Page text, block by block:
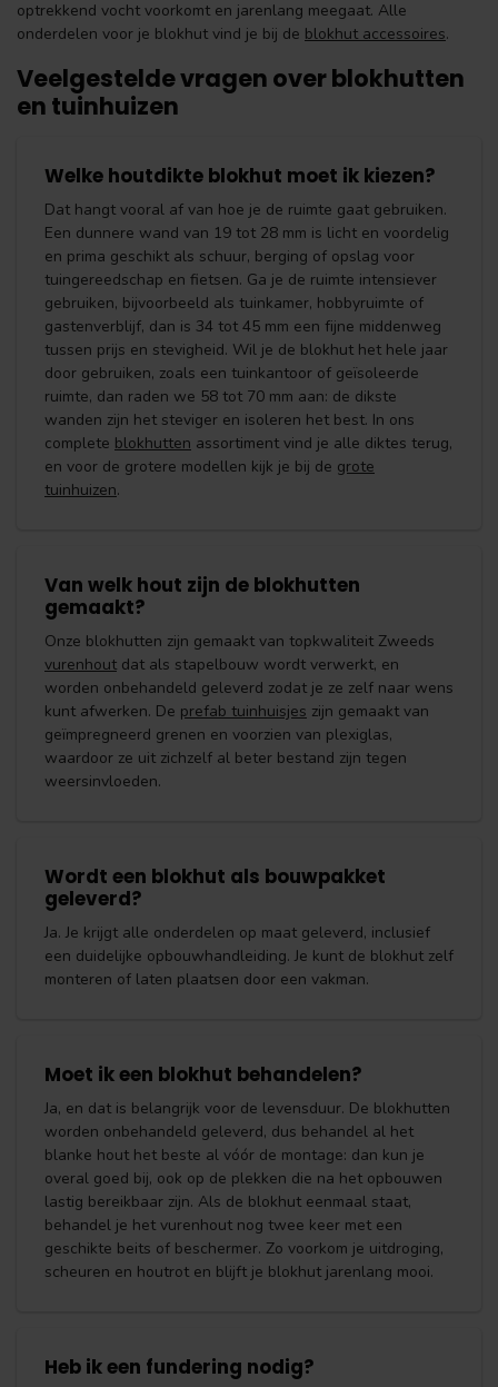
optrekkend vocht voorkomt en jarenlang meegaat. Alle
onderdelen voor je blokhut vind je bij de blokhut accessoires.
Veelgestelde vragen over blokhutten
en tuinhuizen
Welke houtdikte blokhut moet ik kiezen?
Dat hangt vooral af van hoe je de ruimte gaat gebruiken.
Een dunnere wand van 19 tot 28 mm is licht en voordelig
en prima geschikt als schuur, berging of opslag voor
tuingereedschap en fietsen. Ga je de ruimte intensiever
gebruiken, bijvoorbeeld als tuinkamer, hobbyruimte of
gastenverblijf, dan is 34 tot 45 mm een fijne middenweg
tussen prijs en stevigheid. Wil je de blokhut het hele jaar
door gebruiken, zoals een tuinkantoor of geïsoleerde
ruimte, dan raden we 58 tot 70 mm aan: de dikste
wanden zijn het steviger en isoleren het best. In ons
complete blokhutten assortiment vind je alle diktes terug,
en voor de grotere modellen kijk je bij de grote
tuinhuizen.
Van welk hout zijn de blokhutten
gemaakt?
Onze blokhutten zijn gemaakt van topkwaliteit Zweeds
vurenhout dat als stapelbouw wordt verwerkt, en
worden onbehandeld geleverd zodat je ze zelf naar wens
kunt afwerken. De prefab tuinhuisjes zijn gemaakt van
geïmpregneerd grenen en voorzien van plexiglas,
waardoor ze uit zichzelf al beter bestand zijn tegen
weersinvloeden.
Wordt een blokhut als bouwpakket
geleverd?
Ja. Je krijgt alle onderdelen op maat geleverd, inclusief
een duidelijke opbouwhandleiding. Je kunt de blokhut zelf
monteren of laten plaatsen door een vakman.
Moet ik een blokhut behandelen?
Ja, en dat is belangrijk voor de levensduur. De blokhutten
worden onbehandeld geleverd, dus behandel al het
blanke hout het beste al vóór de montage: dan kun je
overal goed bij, ook op de plekken die na het opbouwen
lastig bereikbaar zijn. Als de blokhut eenmaal staat,
behandel je het vurenhout nog twee keer met een
geschikte beits of beschermer. Zo voorkom je uitdroging,
scheuren en houtrot en blijft je blokhut jarenlang mooi.
Heb ik een fundering nodig?